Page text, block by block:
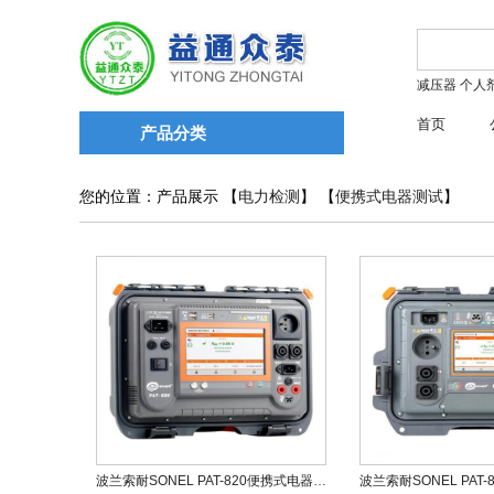
产品分类
减压器 个人
首页
您的位置：产品展示 【 电力检测 】 【便携式电器测试】
波兰索耐SONEL PAT-820便携式电器测试仪